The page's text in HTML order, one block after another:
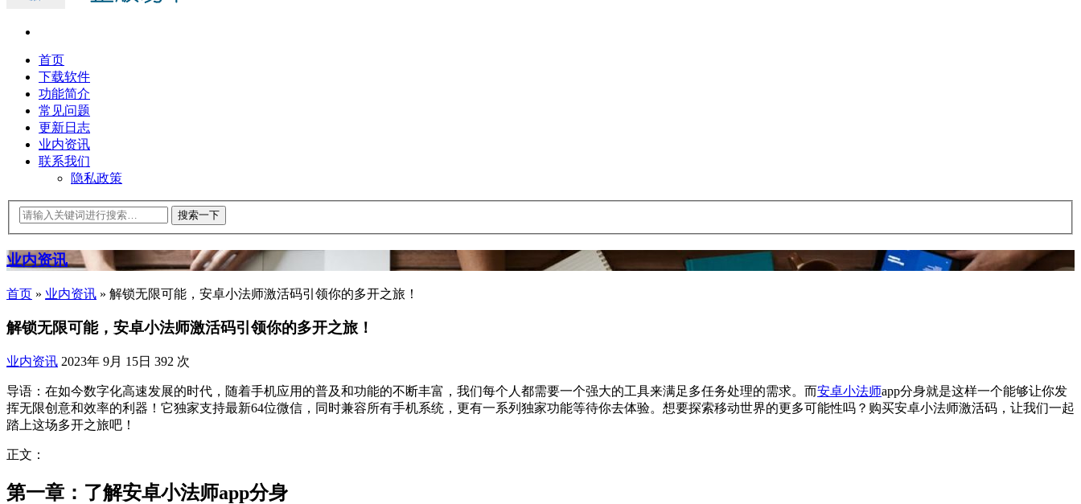
首页
下载软件
功能简介
常见问题
更新日志
业内资讯
联系我们
隐私政策
业内资讯
首页 » 业内资讯 » 解锁无限可能，安卓小法师激活码引领你的多开之旅！
解锁无限可能，安卓小法师激活码引领你的多开之旅！
业内资讯 2023年 9月 15日 392 次
导语：在如今数字化高速发展的时代，随着手机应用的普及和功能的不断丰富，我们每个人都需要一个强大的工具来满足多任务处理的需求。而安卓小法师app分身就是这样一个能够让你发
挥无限创意和效率的利器！它独家支持最新64位微信，同时兼容所有手机系统，更有一系列独家功能等待你去体验。想要探索移动世界的更多可能性吗？购买安卓小法师激活码，让我们一起
踏上这场多开之旅吧！
正文：
第一章：了解安卓小法师app分身